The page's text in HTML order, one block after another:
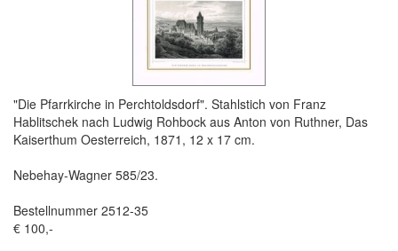
"Die Pfarrkirche in Perchtoldsdorf". Stahlstich von Franz
Hablitschek nach Ludwig Rohbock aus Anton von Ruthner, Das
Kaiserthum Oesterreich, 1871, 12 x 17 cm.
Nebehay-Wagner 585/23.
Bestellnummer 2512-35
€ 100,-